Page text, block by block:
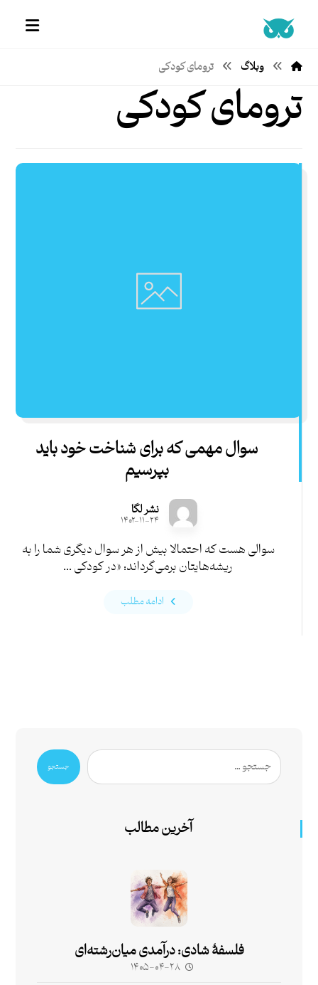
وبلاگ ترومای کودکی
ترومای کودکی
سوال مهمی که برای شناخت خود باید
بپرسیم
نشر لگا
۱۴۰۲-۱۱-۲۴
سوالی هست که احتمالا بیش از هر سوال دیگری شما را به
ریشه‌هایتان برمی‌گرداند: «در کودکی ...
ادامه مطلب
جستجو
آخرین مطالب
فلسفۀ شادی: درآمدی میان‌رشته‌ای
۱۴۰۵-۰۴-۲۸